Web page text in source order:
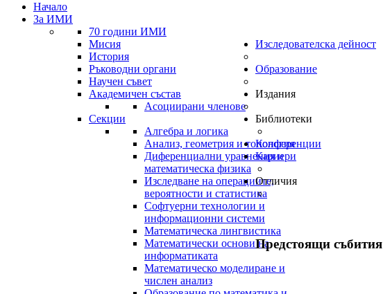
Начало
За ИМИ
70 години ИМИ
Мисия
История
Ръководни органи
Научен съвет
Академичен състав
Асоциирани членове
Секции
Алгебра и логика
Анализ, геометрия и топология
Диференциални уравнения и
математическа физика
Изследване на операциите,
вероятности и статистика
Софтуерни технологии и
информационни системи
Математическа лингвистика
Математически основи на
информатиката
Математическо моделиране и
числен анализ
Изследователска дейност
Образование
Издания
Библиотеки
Конференции
Кариери
Отличия
Предстоящи събития